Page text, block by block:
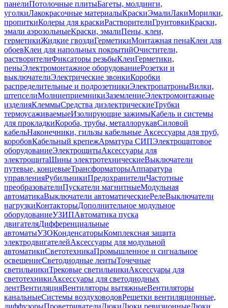
панелиПотолочные плитыБагеты, молдинги,
уголкиЛакокрасочные материалыКраскиЭмалиЛакиМорилки,
пропиткиКолеры для краскиРастворителиГрунтовкиКраски,
эмали аэрозольныеКраски, эмалиПены, клеи,
герметикиЖидкие гвоздиГерметикиМонтажная пенаКлеи для
обоевКлеи для напольных покрытийОчистители,
растворителиФиксаторы резьбыКлеиГерметики,
пеныЭлектромонтажное оборудованиеРозетки и
выключателиЭлектрические звонкиКоробки
распределительные и подрозетникиЭлектропатроныВилки,
штепселиМолниеприемникиЗаземлениеЭлектромонтажные
изделияКлеммыСредства диэлектрическиеТрубки
термоусаживаемыеИзолирующие зажимыКабель и системы
для прокладкиКороба, трубы, металлорукавСиловой
кабельНаконечники, гильзы кабельные Аксессуары для труб,
коробовКабельный крепежАрматура СИПЭлектрощитовое
оборудованиеЭлектрощитыАксессуары для
электрощитаШины электротехническиеВыключатели
путевые, концевыеТрансформаторыАппаратура
управленияРубильникиПредохранителиЧастотные
преобразователиПускатели магнитныеМодульная
автоматикаВыключатели автоматическиеРелеВыключатели
нагрузкиКонтакторыДополнительное модульное
оборудованиеУЗИПАвтоматика пуска
двигателяДифференциальные
автоматыУЗОКонденсаторыКомплексная защита
электродвигателейАксессуары для модульной
автоматикиСветотехникаПромышленное и сигнальное
освещениеСветодиодные лентыТочечные
светильникиТрековые светильникиАксессуары для
светотехникиАксессуары для светодиодных
лентВентиляцияВентиляторы вытяжныеВентиляторы
канальныеСистемы воздуховодовРешетки вентиляционные,
диффузорыПроветривателиЛюкиЛюки ревизионныеЛюки